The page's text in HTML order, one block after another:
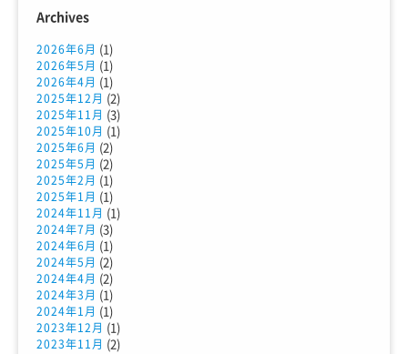
Archives
2026年6月 (1)
2026年5月 (1)
2026年4月 (1)
2025年12月 (2)
2025年11月 (3)
2025年10月 (1)
2025年6月 (2)
2025年5月 (2)
2025年2月 (1)
2025年1月 (1)
2024年11月 (1)
2024年7月 (3)
2024年6月 (1)
2024年5月 (2)
2024年4月 (2)
2024年3月 (1)
2024年1月 (1)
2023年12月 (1)
2023年11月 (2)